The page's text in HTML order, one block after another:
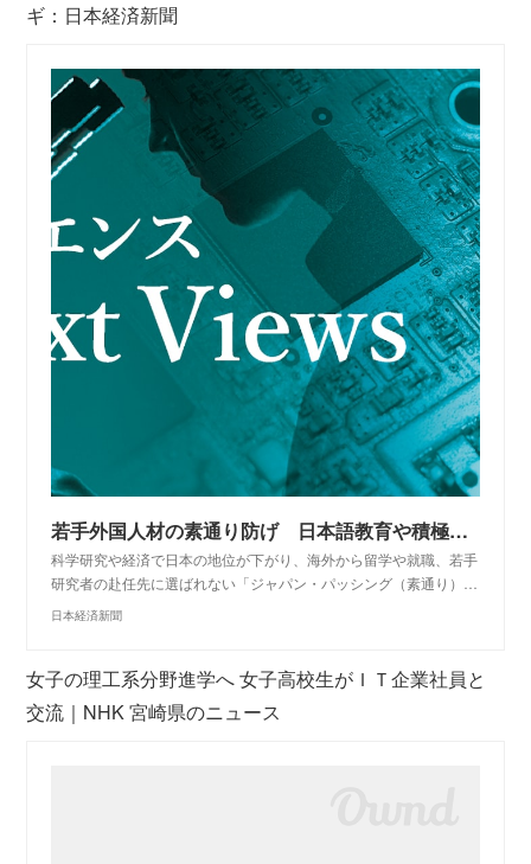
ギ：日本経済新聞
若手外国人材の素通り防げ 日本語教育や積極招致カギ サイエンス Next Views 草塩拓郎 - 日本経済新聞
科学研究や経済で日本の地位が下がり、海外から留学や就職、若手
研究者の赴任先に選ばれない「ジャパン・パッシング（素通り）…
日本経済新聞
女子の理工系分野進学へ 女子高校生がＩＴ企業社員と
交流｜NHK 宮崎県のニュース